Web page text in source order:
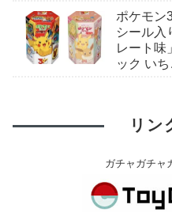
ポケモン
シール入
レート味
ック い
リン
ガチャガチャ